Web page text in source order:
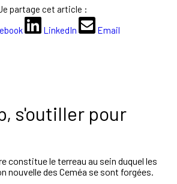
s'outiller pour
constitue le terreau au sein duquel les
nouvelle des Ceméa se sont forgées.
partage cet article :
LinkedIn Email